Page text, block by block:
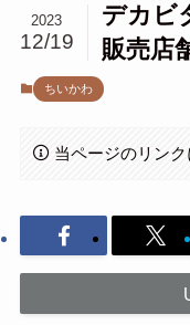
デカビ
販売店
2023
12/19
ちいかわ
当ページのリンク